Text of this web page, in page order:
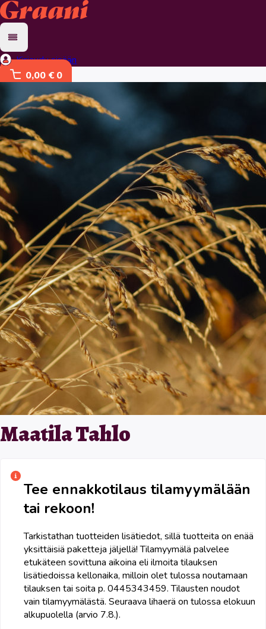
Kirjaudu sisään
0,00 € 0
Maatila Tahlo
Tee ennakkotilaus tilamyymälään
tai rekoon!
Tarkistathan tuotteiden lisätiedot, sillä tuotteita on enää
yksittäisiä paketteja jäljellä! Tilamyymälä palvelee
etukäteen sovittuna aikoina eli ilmoita tilauksen
lisätiedoissa kellonaika, milloin olet tulossa noutamaan
tilauksen tai soita p. 0445343459. Tilausten noudot
vain tilamyymälästä. Seuraava lihaerä on tulossa elokuun
alkupuolella (arvio 7.8.).